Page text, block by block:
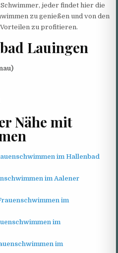
jeder findet hier die
zu genießen und von den
zu profitieren.
Lauingen
Nähe mit
im Hallenbad
im Aalener
im
im
im